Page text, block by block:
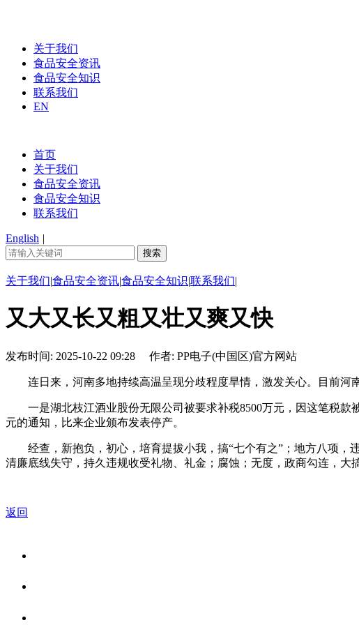
关于我们
食品安全资讯
食品安全知识
联系我们
EN
首页
关于我们
食品安全资讯
食品安全知识
联系我们
English |
关于我们|食品安全资讯|食品安全知识|联系我们|
又大又长又粗又壮又爽又快
发布时间: 2025-10-22 09:28 作者: PP电子(中国区)官方网站
连日来，河南多地持续高温呈现分歧程度旱情，激发关心。目前河
一是湖北枝江酒业股份无限公司被要求补税8500万元，因这笔税款
元的通知，比来企业颁布发表停产。
经查，新抱负，初心，培育提拔小我，搞“七个有之”；地方八项，
清廉底线失守，持久违规收受礼物、礼金；腐蚀；无度，政商勾连，
返回